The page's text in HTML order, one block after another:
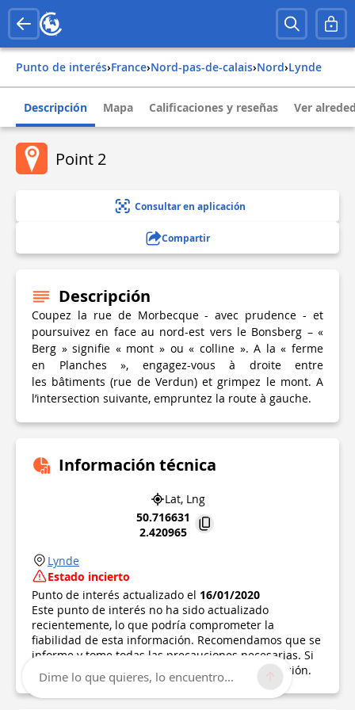
Punto de interés› france› nord-pas-de-calais› nord› lynde
Descripción Mapa Calificaciones y reseñas Ver
Point 2
Consultar en aplicación
Compartir
Descripción
Coupez la rue de Morbecque - avec prudence - et
poursuivez en face au nord-est vers le Bonsberg – «
Berg » signifie « mont » ou « colline ». A la « ferme
en Planches », engagez-vous à droite entre
les bâtiments (rue de Verdun) et grimpez le mont. A
l’intersection suivante, empruntez la route à gauche.
Información técnica
Lat, Lng
50.716631
2.420965
Lynde
Estado incierto
Punto de interés actualizado el 16/01/2020
Este punto de interés no ha sido actualizado
recientemente, lo que podría comprometer la
fiabilidad de esta información. Recomendamos que se
informe y tome todas las precauciones necesarias. Si
usted es el autor, por favor verifique su información.
Dime lo que quieres, lo encuentro...